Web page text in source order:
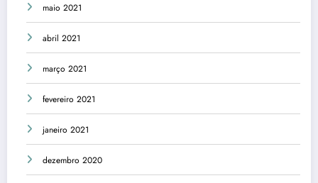
maio 2021
abril 2021
março 2021
fevereiro 2021
janeiro 2021
dezembro 2020